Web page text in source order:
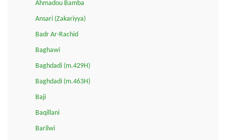
Ahmadou Bamba
Ansari (Zakariyya)
Badr Ar-Rachid
Baghawi
Baghdadi (m.429H)
Baghdadi (m.463H)
Baji
Baqillani
Barilwi